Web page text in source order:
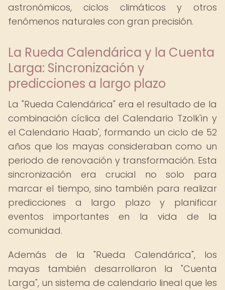
astronómicos, ciclos climáticos y otros
fenómenos naturales con gran precisión.
La Rueda Calendárica y la Cuenta
Larga: Sincronización y
predicciones a largo plazo
La "Rueda Calendárica" era el resultado de la
combinación cíclica del Calendario Tzolk'in y
el Calendario Haab', formando un ciclo de 52
años que los mayas consideraban como un
periodo de renovación y transformación. Esta
sincronización era crucial no solo para
marcar el tiempo, sino también para realizar
predicciones a largo plazo y planificar
eventos importantes en la vida de la
comunidad.
Además de la "Rueda Calendárica", los
mayas también desarrollaron la "Cuenta
Larga", un sistema de calendario lineal que les